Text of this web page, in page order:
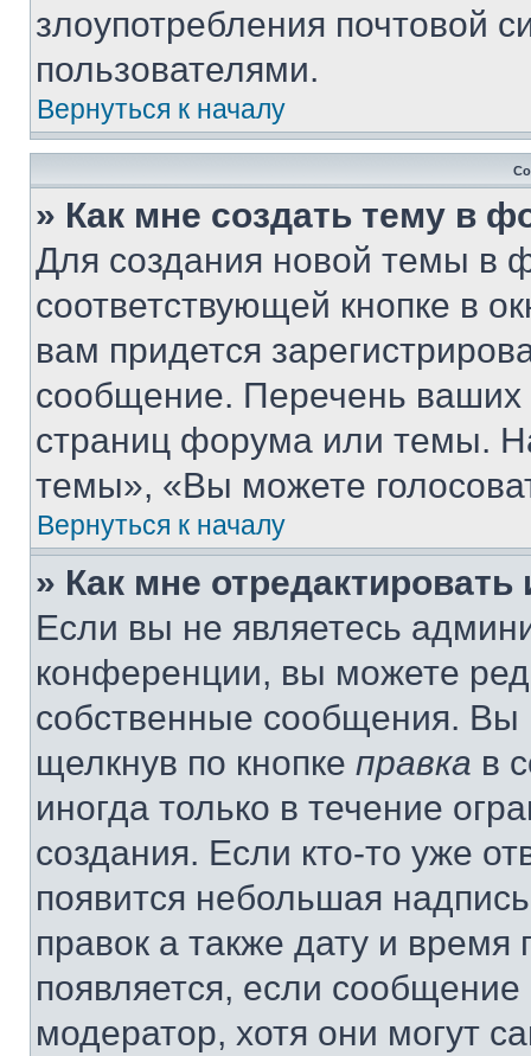
злоупотребления почтовой
пользователями.
Вернуться к началу
» Как мне создать тему в
Для создания новой темы в
соответствующей кнопке в
вам придется
сообщение. Перечень ваших
страниц форума или темы.
темы», «Вы можете
Вернуться к началу
» Как мне
Если вы не являетесь
конференции, вы можете
собственные сообщения. Вы
щелкнув по кнопке правка в
иногда только в течение
создания. Если кто-то уже
появится небольшая
правок а также дату и
появляется, если
модератор, хотя они могут